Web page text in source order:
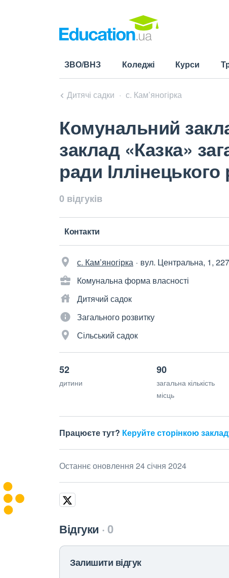
ЗВО/ВНЗ Коледжі Курси
Дитячі садки с. Кам’яногірка
Комунальний
заклад «Казка»
ради
0 відгуків
Контакти
с. Кам’яногірка вул. Центральна, 1,
Комунальна форма власності
Дитячий садок
Загального розвитку
Сільський садок
52
дитини
90
загальна кількість
місць
Працюєте тут? Керуйте сторінкою
Останнє оновлення 24 січня 2024
Відгуки 0
Залишити відгук